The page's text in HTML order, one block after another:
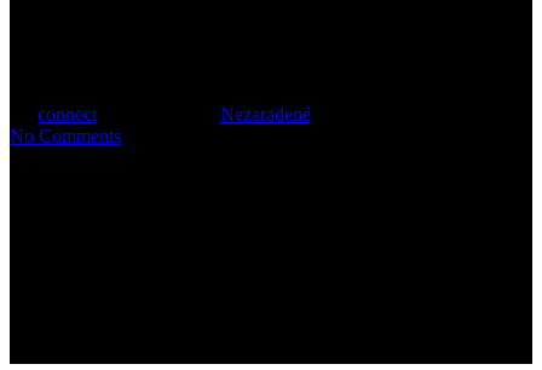
connect
Nezaradené
No Comments